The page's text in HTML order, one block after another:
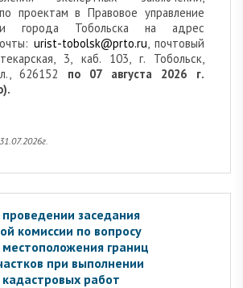
проектам в Правовое управление
города Тобольска на адрес
urist-tobolsk@prto.ru, почтовый
3, каб. 103, г. Тобольск,
626152 по 07 августа 2026 г.
заседания
комиссии по вопросу
местоположения границ
при выполнении
работ